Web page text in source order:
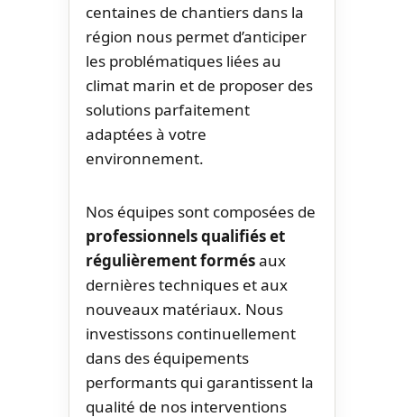
centaines de chantiers dans la
région nous permet d’anticiper
les problématiques liées au
climat marin et de proposer des
solutions parfaitement
adaptées à votre
environnement.
Nos équipes sont composées de
professionnels qualifiés et
régulièrement formésaux
dernières techniques et aux
nouveaux matériaux. Nous
investissons continuellement
dans des équipements
performants qui garantissent la
qualité de nos interventions